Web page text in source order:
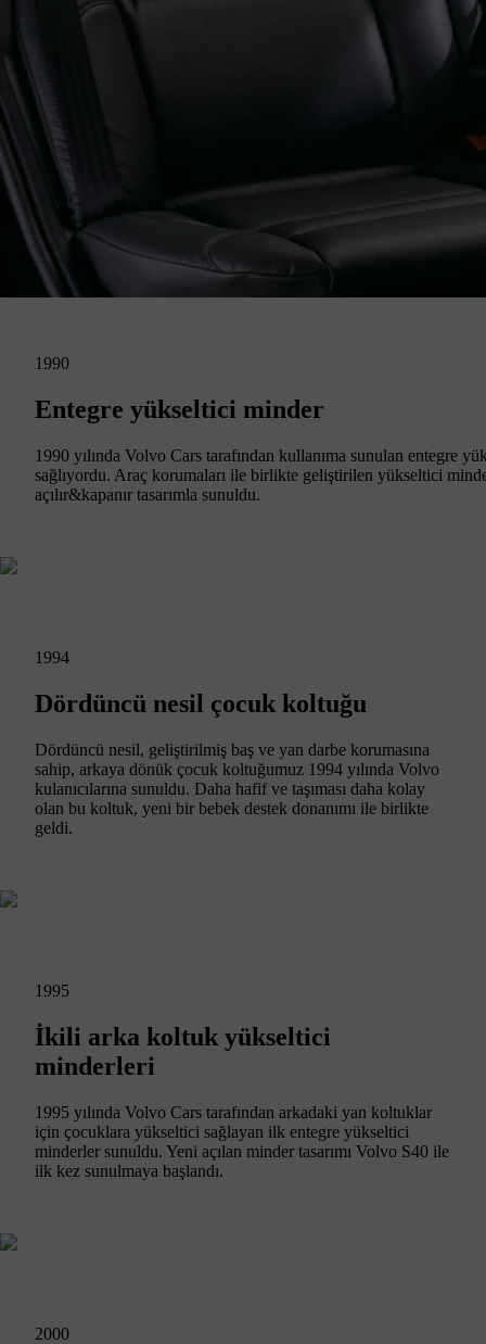
1990
Entegre yükseltici minder
1990 yılında Volvo Cars tarafından kullanıma sunulan entegre
sağlıyordu. Araç korumaları ile birlikte geliştirilen yükseltici
açılır&kapanır tasarımla sunuldu.
1994
Dördüncü nesil çocuk koltuğu
Dördüncü nesil, geliştirilmiş baş ve yan darbe korumasına
sahip, arkaya dönük çocuk koltuğumuz 1994 yılında Volvo
kulanıcılarına sunuldu. Daha hafif ve taşıması daha kolay
olan bu koltuk, yeni bir bebek destek donanımı ile birlikte
geldi.
1995
İkili arka koltuk yükseltici
minderleri
1995 yılında Volvo Cars tarafından arkadaki yan koltuklar
için çocuklara yükseltici sağlayan ilk entegre yükseltici
minderler sunuldu. Yeni açılan minder tasarımı Volvo S40 ile
ilk kez sunulmaya başlandı.
2000